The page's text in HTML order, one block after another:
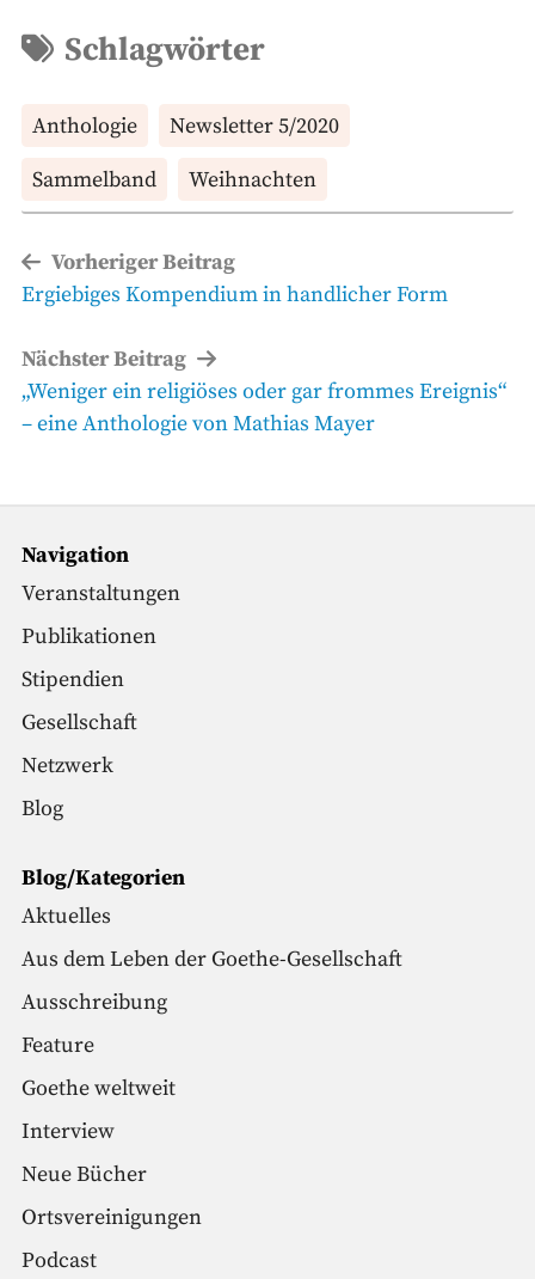
Schlagwörter
Anthologie
Newsletter 5/2020
Sammelband
Weihnachten
Beitragsnavigation
Vorheriger Beitrag
Vorheriger
Ergiebiges Kompendium in handlicher Form
Nächster Beitrag
Nächster
Beitrag
„Weniger ein religiöses oder gar frommes Ereignis“
– eine Anthologie von Mathias Mayer
Navigation
Veranstaltungen
Publikationen
Stipendien
Gesellschaft
Netzwerk
Blog
Blog/Kategorien
Aktuelles
Aus dem Leben der Goethe-Gesellschaft
Ausschreibung
Feature
Goethe weltweit
Interview
Neue Bücher
Ortsvereinigungen
Podcast